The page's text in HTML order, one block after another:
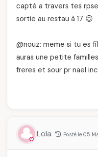
capté a travers tes
sortie au restau à 17 😉
@nouz: meme si tu es
auras une petite
freres et sour pr nael
Lola Posté le 05